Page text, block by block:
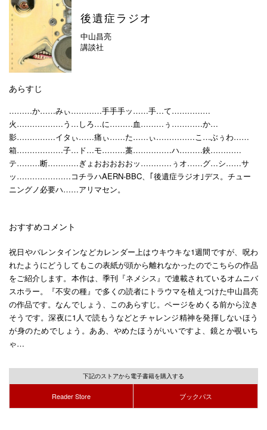
後遺症ラジオ
中山昌亮
講談社
あらすじ
………か……みぃ…………手手手ッ……手…て……………
火………………う…しろ…に………血………ぅ…………か…
影……………イタぃ……痛ぃ……た……ぃ……………こ…ぶぅわ……
箱………………子…ド…モ………藁……………ハ………鋏…………
テ………断…………ぎょおおおおおッ…………ぅオ……グ…シ……サ
ッ…………………コチラハAERN-BBC、｢後遺症ラジオ｣デス。チュー
ニングノ必要ハ……アリマセン。
おすすめコメント
祝日やバレンタインなどカレンダー上はウキウキな1週間ですが、呪わ
れたようにどうしてもこの表紙が頭から離れなかったのでこちらの作品
をご紹介します。本作は、季刊『ネメシス』で連載されているオムニバ
スホラー。『不安の種』で多くの読者にトラウマを植えつけた中山昌亮
の作品です。なんでしょう、このあらすじ。ページをめくる前から泣き
そうです。深夜に1人で読もうなどとチャレンジ精神を発揮しないほう
が身のためでしょう。ああ、やめたほうがいいですよ、鏡とか覗いち
ゃ…
下記のストアから電子書籍を購入する
Reader Store ブックパス